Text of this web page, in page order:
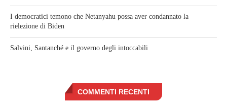
I democratici temono che Netanyahu possa aver condannato la
rielezione di Biden
Salvini, Santanché e il governo degli intoccabili
COMMENTI RECENTI